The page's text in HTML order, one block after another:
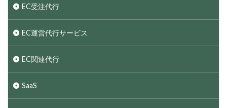
EC受注代行
EC運営代行サービス
EC関連代行
SaaS